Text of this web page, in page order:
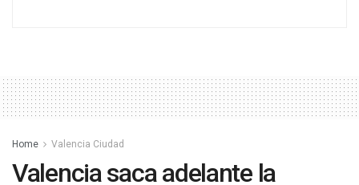
Home Valencia Ciudad
Valencia saca adelante la